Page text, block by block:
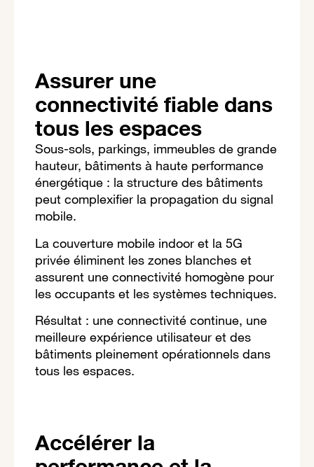
Assurer une
connectivité fiable dans
tous les espaces
Sous-sols, parkings, immeubles de grande
hauteur, bâtiments à haute performance
énergétique : la structure des bâtiments
peut complexifier la propagation du signal
mobile.
La couverture mobile indoor et la 5G
privée éliminent les zones blanches et
assurent une connectivité homogène pour
les occupants et les systèmes techniques.
Résultat : une connectivité continue, une
meilleure expérience utilisateur et des
bâtiments pleinement opérationnels dans
tous les espaces.
Accélérer la